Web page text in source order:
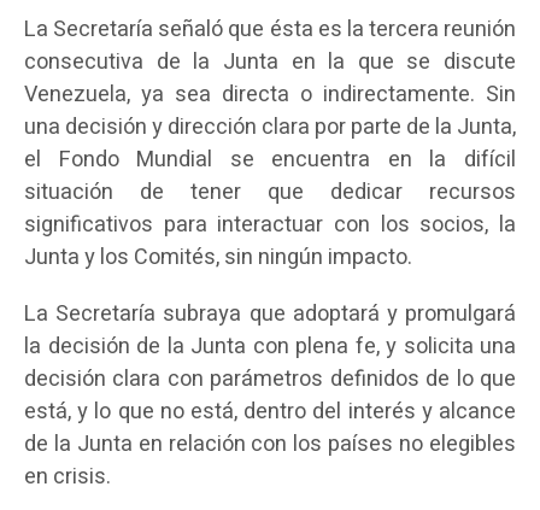
La Secretaría señaló que ésta es la tercera reunión
consecutiva de la Junta en la que se discute
Venezuela, ya sea directa o indirectamente. Sin
una decisión y dirección clara por parte de la Junta,
el Fondo Mundial se encuentra en la difícil
situación de tener que dedicar recursos
significativos para interactuar con los socios, la
Junta y los Comités, sin ningún impacto.
La Secretaría subraya que adoptará y promulgará
la decisión de la Junta con plena fe, y solicita una
decisión clara con parámetros definidos de lo que
está, y lo que no está, dentro del interés y alcance
de la Junta en relación con los países no elegibles
en crisis.